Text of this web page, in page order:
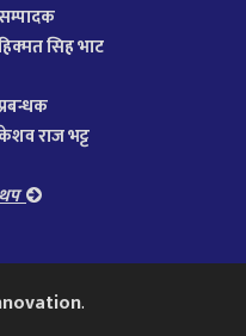
सिह भाट
राज भट्ट
.